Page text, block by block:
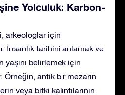
Yolculuk: Karbon-
arkeologlar için
İnsanlık tarihini anlamak ve
belirlemek için
Örneğin, antik bir mezarın
veya bitki kalıntılarının